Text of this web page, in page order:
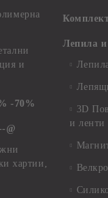
и
-70%
@
хартии,
Лепила
3D
и ленти
Велкро